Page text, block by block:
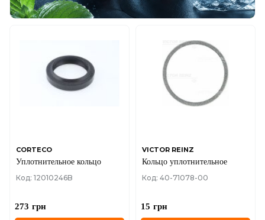
CORTECO
Уплотнительное кольцо
Код: 12010246B
273 грн
VICTOR REINZ
Кольцо уплотнительное
Код: 40-71078-00
15 грн